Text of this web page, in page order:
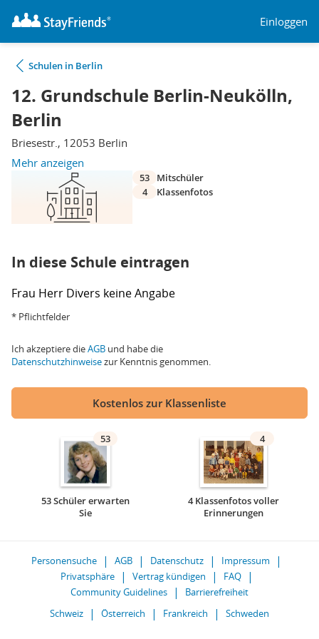
Einloggen
Schulen in Berlin
12. Grundschule Berlin-Neukölln,
Berlin
Briesestr., 12053 Berlin
Mehr anzeigen
53
Mitschüler
4
Klassenfotos
In diese Schule eintragen
Frau Herr Divers keine Angabe
* Pflichtfelder
Ich akzeptiere dieAGB und habe die
Datenschutzhinweisezur Kenntnis genommen.
Kostenlos zur Klassenliste
53
53 Schüler erwarten
Sie
4
4 Klassenfotos voller
Erinnerungen
Personensuche AGB Datenschutz
Impressum
Privatsphäre
Vertrag kündigen
FAQ
Community Guidelines
Barrierefreiheit
Schweiz
Österreich Frankreich Schweden